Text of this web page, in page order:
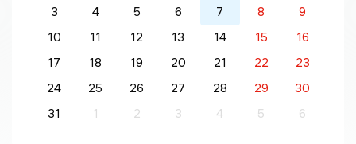
3
4 5 6 7 8
9
10
11 12 13 14 15
16
17
18 19 20 21 22
23
24
25 26 27 28 29
30
31
1 2 3 4 5 6